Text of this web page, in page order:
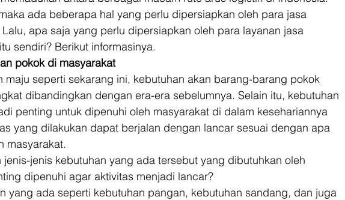
ada beberapa hal yang perlu dipersiapkan oleh para jasa
apa saja yang perlu dipersiapkan oleh para layanan jasa
sendiri? Berikut informasinya.
pokok di masyarakat
maju seperti sekarang ini, kebutuhan akan barang-barang pokok
dibandingkan dengan era-era sebelumnya. Selain itu, kebutuhan
penting untuk dipenuhi oleh masyarakat di dalam kesehariannya
yang dilakukan dapat berjalan dengan lancar sesuai dengan apa
masyarakat.
jenis-jenis kebutuhan yang ada tersebut yang dibutuhkan oleh
dipenuhi agar aktivitas menjadi lancar?
yang ada seperti kebutuhan pangan, kebutuhan sandang, dan juga